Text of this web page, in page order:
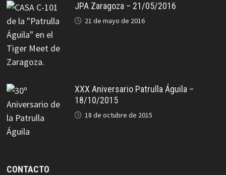
JPA Zaragoza – 21/05/2016
21 de mayo de 2016
XXX Aniversario Patrulla Águila –
18/10/2015
18 de octubre de 2015
CONTACTO